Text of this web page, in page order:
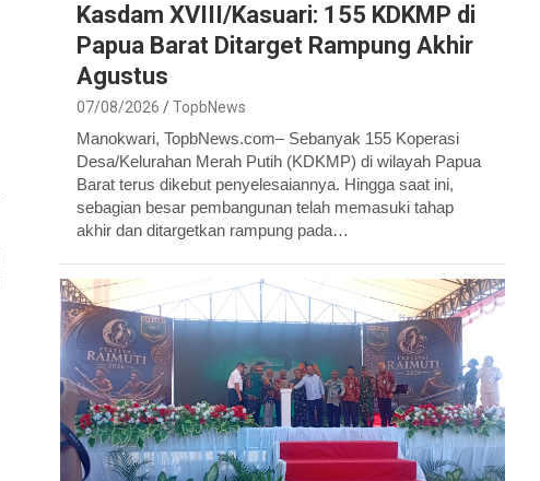
Kasdam XVIII/Kasuari: 155 KDKMP di
Papua Barat Ditarget Rampung Akhir
Agustus
07/08/2026 TopbNews
Manokwari, TopbNews.com– Sebanyak 155 Koperasi
Desa/Kelurahan Merah Putih (KDKMP) di wilayah Papua
Barat terus dikebut penyelesaiannya. Hingga saat ini,
sebagian besar pembangunan telah memasuki tahap
akhir dan ditargetkan rampung pada…